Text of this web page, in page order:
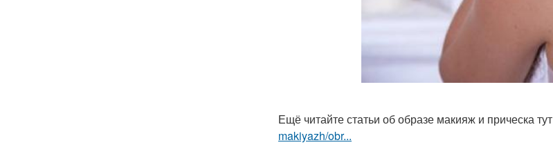
Ещё читайте статьи об образе макияж и прическа тут
makiyazh/obr...